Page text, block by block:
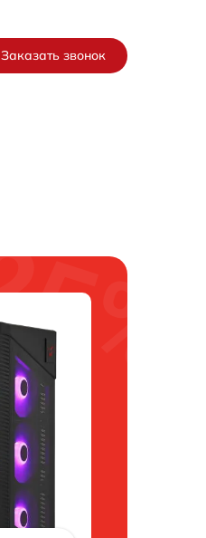
Заказать звонок